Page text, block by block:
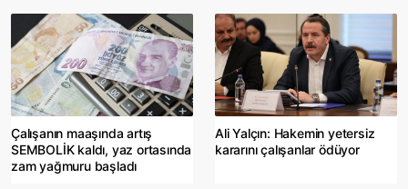
Çalışanın maaşında artış
SEMBOLİK kaldı, yaz ortasında
zam yağmuru başladı
Ali Yalçın: Hakemin yetersiz
kararını çalışanlar ödüyor